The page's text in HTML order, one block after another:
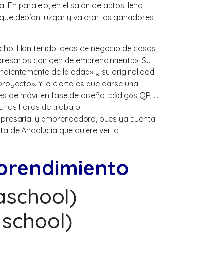
En paralelo, en el salón de actos lleno
debían juzgar y valorar los ganadores
Han tenido ideas de negocio de cosas
con gen de emprendimiento». Su
de la edad» y su originalidad.
Y lo cierto es que darse una
móvil en fase de diseño, códigos QR, …
horas de trabajo.
y emprendedora, pues ya cuenta
de Andalucía que quiere ver la